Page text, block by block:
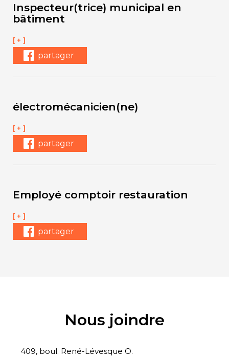
Inspecteur(trice) municipal en
bâtiment
[ + ]
partager
électromécanicien(ne)
[ + ]
partager
Employé comptoir restauration
[ + ]
partager
Nous joindre
409, boul. René-Lévesque O.